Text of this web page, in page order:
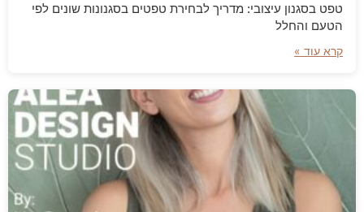
טפט בסגנון עיצובי: מדריך לבחירת טפטים בסגנונות שונים לפי
הטעם והחלל
קרא עוד »